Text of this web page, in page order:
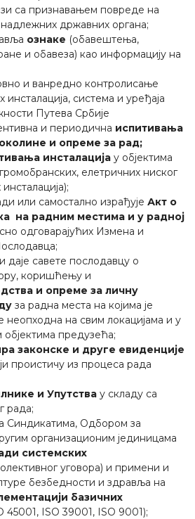
са признавањем повреде на
државних органа;
ознаке (обавештења,
и обавеза) као информацију на
и ванредно контролисање
система и уређаја
Путева Србије
и периодична испитивања
и опреме за рад;
инсталација у објектима
елетричних ниског
или самостално израђује Акт о
на радним местима и у радној
одговарајућих Измена и
даје савете послодавцу о
коришћењу и
и опреме за личну
за радна места на којима је
неопходна на свим локацијама и у
предузећа;
законске и друге евиденције
проистичу из процеса рада
и Упутства у складу са
рада;
Синдикатима, Одбором за
организационим јединицама
системских
уговора) и примени и
безбедности и здравља на
базичних
45001, ISO 39001, ISO 9001);